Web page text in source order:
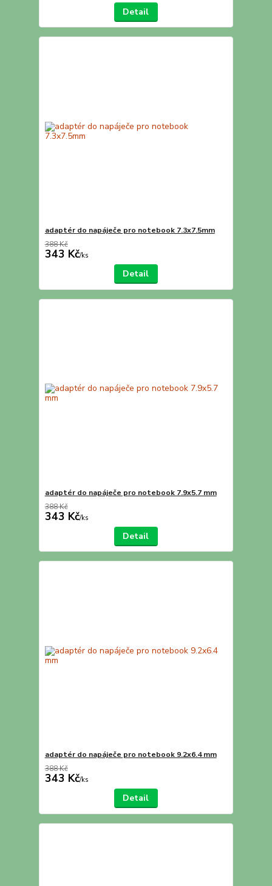
Detail
adaptér do napáječe pro notebook 7.3x7.5mm
388 Kč
343 Kč/ks
Detail
adaptér do napáječe pro notebook 7.9x5.7 mm
388 Kč
343 Kč/ks
Detail
adaptér do napáječe pro notebook 9.2x6.4 mm
388 Kč
343 Kč/ks
Detail